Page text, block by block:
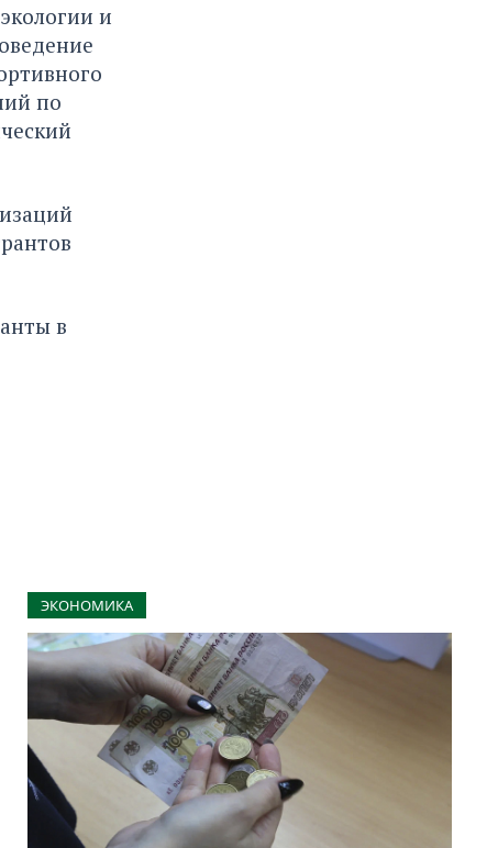
и
по
в
ЭКОНОМИКА